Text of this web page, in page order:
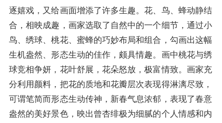
逐嬉戏，又给画面增添了许多生趣。花、鸟、蜂动静结
合，相映成趣，画家选取了自然中的一个细节，通过小
鸟、绣球、桃花、蜜蜂的巧妙布局和组合，勾画出这幅
生机盎然、形态生动的佳作，颇具情趣。画中桃花与绣
球竞相争妍，花叶舒展，花朵怒放，极富情致。画家充
分利用颜料，把花的质地和花瓣层次表现得淋漓尽致，
可谓笔简而形态生动传神，新春气息浓郁，表现了春意
盎然的美好景色，映出曾杏绯极为细腻的个人情感和内